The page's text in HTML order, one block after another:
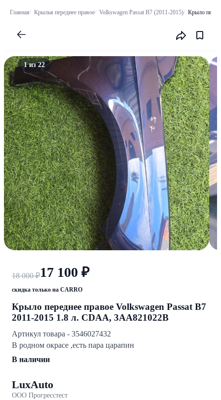
Главная Крылья переднее правое Volkswagen Passat B7 (2011-2015) Крыло
1 из 22
18 000 ₽17 100 ₽
скидка только на CARRO
Крыло переднее правое Volkswagen Passat B7
2011-2015 1.8 л. CDAA, 3AA821022B
Артикул товара - 3546027432
В родном окрасе ,есть пара царапин
В наличии
LuxAuto
ООО Прогресстест